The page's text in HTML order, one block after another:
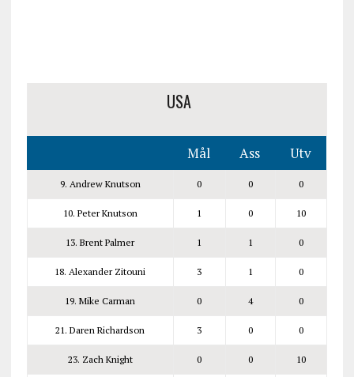
USA
Mål Ass Utv
9. Andrew Knutson 0 0 0
10. Peter Knutson 1 0 10
13. Brent Palmer 1 1 0
18. Alexander Zitouni 3 1 0
19. Mike Carman 0 4 0
21. Daren Richardson 3 0 0
23. Zach Knight 0 0 10